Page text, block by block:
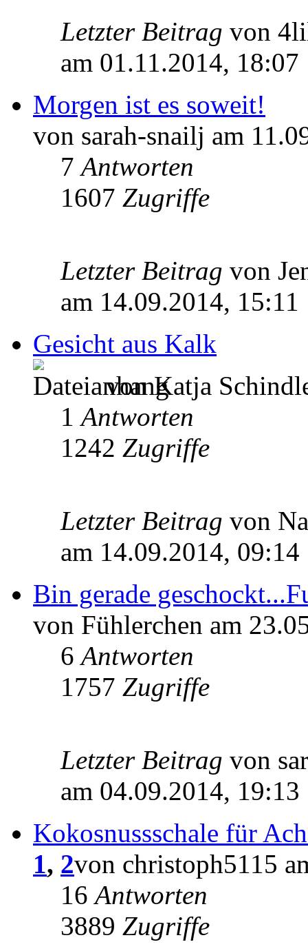
Letzter Beitrag von
am 01.11.2014, 18:07
Morgen ist es soweit!
von sarah-snailj am
7Antworten
1607 Zugriffe
Letzter Beitrag von
am 14.09.2014, 15:11
Gesicht aus Kalk
von Katja
1Antworten
1242 Zugriffe
Letzter Beitrag von
am 14.09.2014, 09:14
Bin gerade
von Fühlerchen am
6Antworten
1757 Zugriffe
Letzter Beitrag von
am 04.09.2014, 19:13
Kokosnussschale für
1, 2von christoph5115
16Antworten
3889 Zugriffe